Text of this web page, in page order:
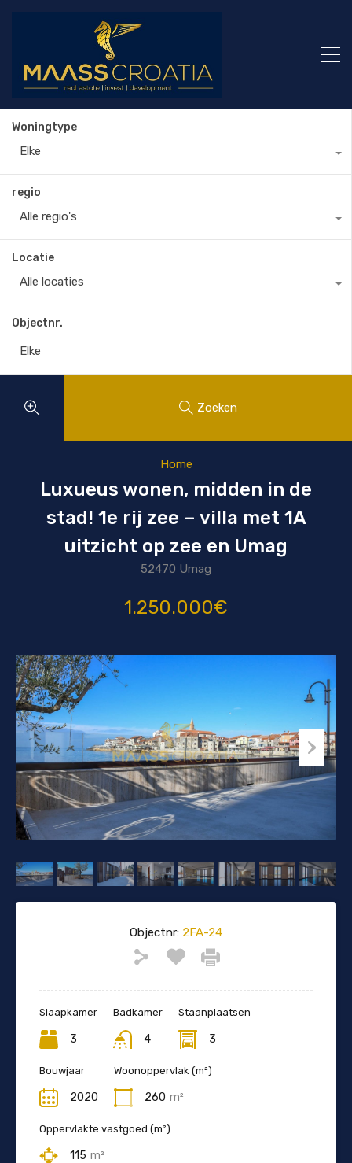
Woningtype
Elke
regio
Alle regio's
Locatie
Alle locaties
Objectnr.
Zoeken
Home
Luxueus wonen, midden in de
stad! 1e rij zee – villa met 1A
uitzicht op zee en Umag
52470 Umag
1.250.000€
Objectnr: 2FA-24
Slaapkamer
3
Badkamer
4
Staanplaatsen
3
Bouwjaar
2020
Woonoppervlak (m²)
260 m²
Oppervlakte vastgoed (m²)
115 m²